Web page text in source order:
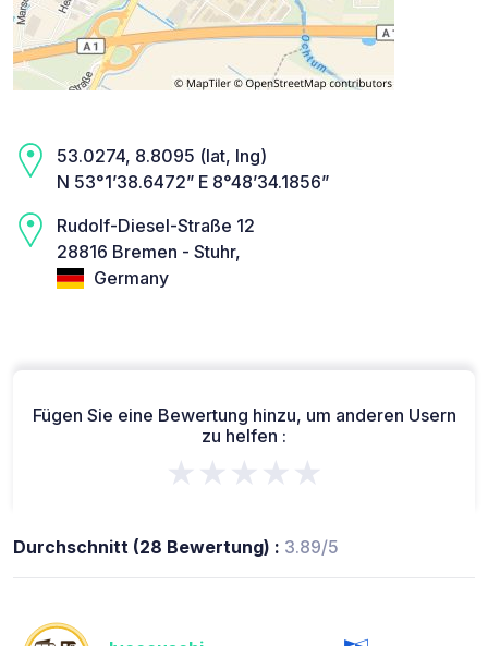
53.0274, 8.8095 (lat, lng)
N 53°1’38.6472” E 8°48’34.1856”
Rudolf-Diesel-Straße 12
28816 Bremen - Stuhr,
Germany
Fügen Sie eine Bewertung hinzu, um anderen Usern
zu helfen :
★★★★★
Durchschnitt (28 Bewertung) : 3.89/5